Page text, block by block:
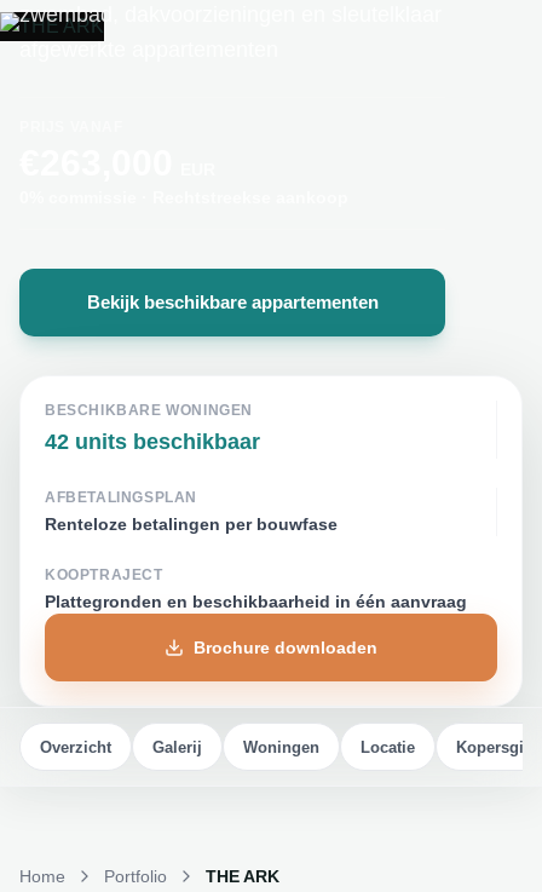
zwembad, dakvoorzieningen en sleutelklaar
afgewerkte appartementen
Bekijk beschikbare appartementen
BESCHIKBARE WONINGEN
42 units beschikbaar
AFBETALINGSPLAN
Renteloze betalingen per bouwfase
KOOPTRAJECT
Plattegronden en beschikbaarheid in één aanvraag
Brochure downloaden
Overzicht Galerij Woningen Locatie Kopersgids
Home Portfolio THE ARK